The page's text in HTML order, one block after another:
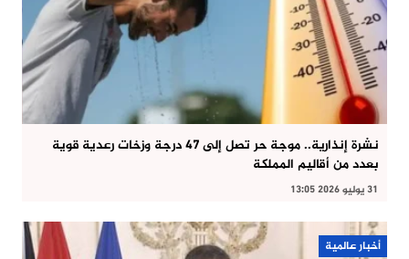
نشرة إنذارية.. موجة حر تصل إلى 47 درجة وزخات رعدية قوية
بعدد من أقاليم المملكة
31 يوليو 2026 13:05
أخبار عالمية